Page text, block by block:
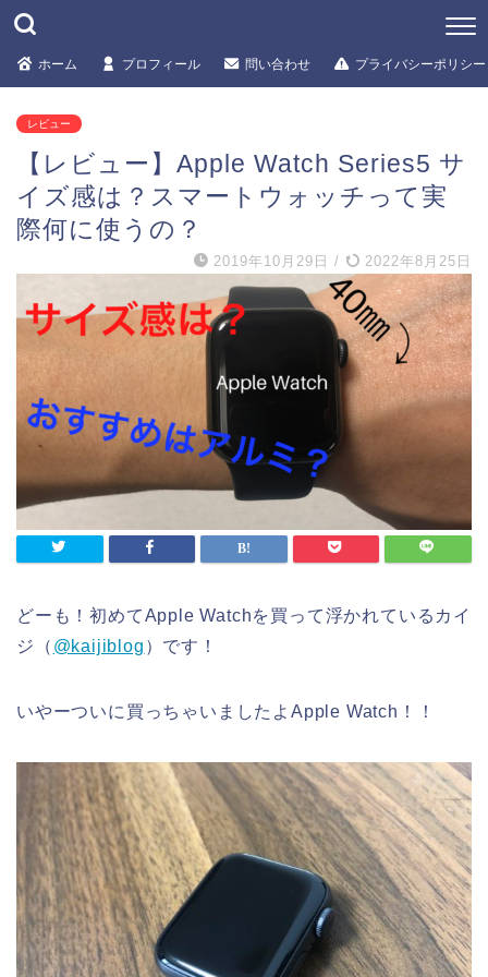
ホーム プロフィール 問い合わせ プライバシーポリシー
レビュー
【レビュー】Apple Watch Series5 サ
イズ感は？スマートウォッチって実
際何に使うの？
2019年10月29日 / 2022年8月25日
どーも！初めてApple Watchを買って浮かれているカイ
ジ（ @kaijiblog ）です！
いやーついに買っちゃいましたよApple Watch！！